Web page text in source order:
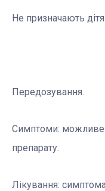
Не призначають
Передозування.
Симптоми: можливе
препарату.
Лікування: